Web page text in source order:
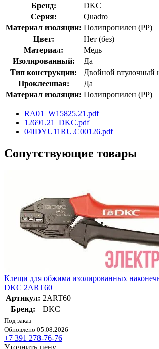
Бренд:
DKC
Серия:
Quadro
Материал изоляции: Полипропилен (PP)
Цвет:
Нет (без)
Материал:
Медь
Изолированный:
Да
Тип конструкции:
Двойной втулочный
Проклеенная:
Да
Материал изоляции: Полипропилен (PP)
RA01_W15825.21.pdf
12691.21_DKC.pdf
04IDYU11RU.C00126.pdf
Сопутствующие товары
Клещи для обжима изолированных
DKC 2ART60
Артикул: 2ART60
Бренд:
DKC
Под заказ
Обновлено 05.08.2026
+7 391 278-76-76
Уточнить цену